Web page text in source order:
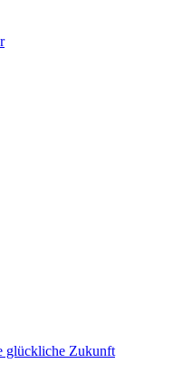
glückliche Zukunft